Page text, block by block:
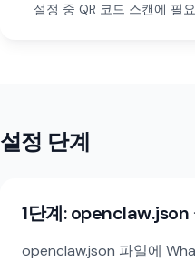
설정 중 QR 코드 스캔에 필
설정 단계
1단계: openclaw.json
openclaw.json 파일에